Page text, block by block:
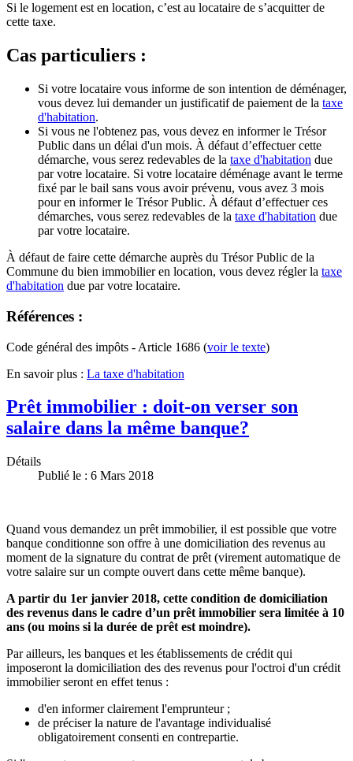
Si le logement est en location, c’est au locataire de s’acquitter de
cette taxe.
Cas particuliers :
Si votre locataire vous informe de son intention de déménager,
vous devez lui demander un justificatif de paiement de la taxe
d'habitation.
Si vous ne l'obtenez pas, vous devez en informer le Trésor
Public dans un délai d'un mois. À défaut d’effectuer cette
démarche, vous serez redevables de la taxe d'habitation due
par votre locataire. Si votre locataire déménage avant le terme
fixé par le bail sans vous avoir prévenu, vous avez 3 mois
pour en informer le Trésor Public. À défaut d’effectuer ces
démarches, vous serez redevables de la taxe d'habitation due
par votre locataire.
À défaut de faire cette démarche auprès du Trésor Public de la
Commune du bien immobilier en location, vous devez régler la taxe
d'habitation due par votre locataire.
Références :
Code général des impôts - Article 1686 (voir le texte)
En savoir plus : La taxe d'habitation
Prêt immobilier : doit-on verser son
salaire dans la même banque?
Détails
Publié le : 6 Mars 2018
Quand vous demandez un prêt immobilier, il est possible que votre
banque conditionne son offre à une domiciliation des revenus au
moment de la signature du contrat de prêt (virement automatique de
votre salaire sur un compte ouvert dans cette même banque).
A partir du 1er janvier 2018, cette condition de domiciliation
des revenus dans le cadre d’un prêt immobilier sera limitée à 10
ans (ou moins si la durée de prêt est moindre).
Par ailleurs, les banques et les établissements de crédit qui
imposeront la domiciliation des des revenus pour l'octroi d'un crédit
immobilier seront en effet tenus :
d'en informer clairement l'emprunteur ;
de préciser la nature de l'avantage individualisé
obligatoirement consenti en contrepartie.